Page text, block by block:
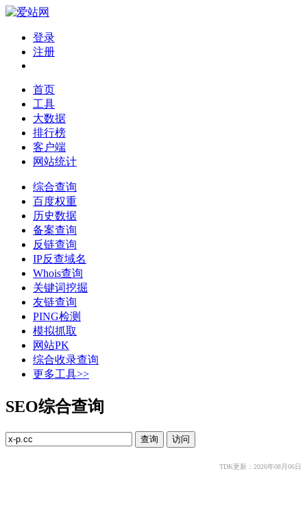
登录
注册
首页
工具
大数据
排行榜
客户端
网站统计
综合查询
百度权重
历史数据
备案查询
反链查询
IP反查域名
Whois查询
关键词挖掘
友链查询
PING检测
模拟抓取
网站PK
综合收录查询
更多工具>>
SEO综合查询
TDK更新：2026年08月06日